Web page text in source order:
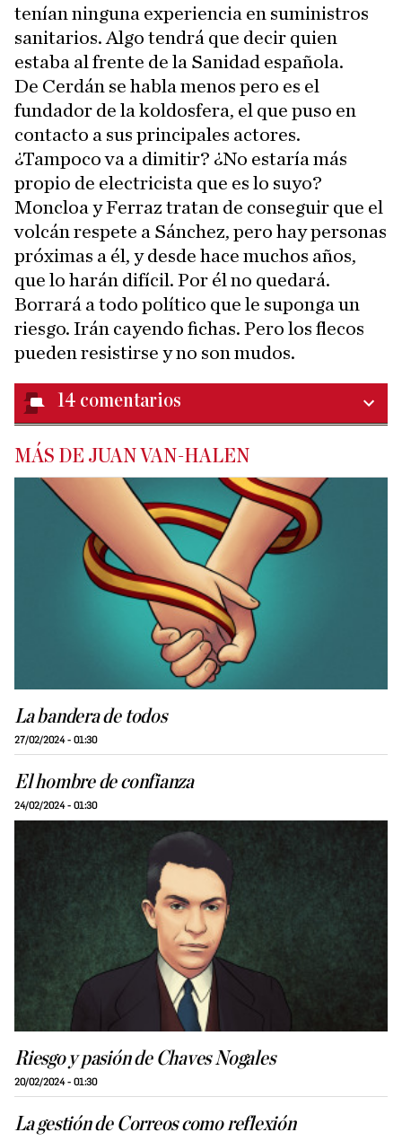
tenían ninguna experiencia en suministros
sanitarios. Algo tendrá que decir quien
estaba al frente de la Sanidad española.
De Cerdán se habla menos pero es el
fundador de la koldosfera, el que puso en
contacto a sus principales actores.
¿Tampoco va a dimitir? ¿No estaría más
propio de electricista que es lo suyo?
Moncloa y Ferraz tratan de conseguir que el
volcán respete a Sánchez, pero hay personas
próximas a él, y desde hace muchos años,
que lo harán difícil. Por él no quedará.
Borrará a todo político que le suponga un
riesgo. Irán cayendo fichas. Pero los flecos
pueden resistirse y no son mudos.
14 comentarios
MÁS DE JUAN VAN-HALEN
La bandera de todos
27/02/2024 - 01:30
El hombre de confianza
24/02/2024 - 01:30
Riesgo y pasión de Chaves Nogales
20/02/2024 - 01:30
La gestión de Correos como reflexión